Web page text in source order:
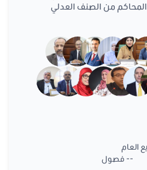
من الصنف العدلي
العام
-- فصول